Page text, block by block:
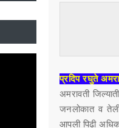
प्रदिप रघुते
अमरावती
जनलोकात व तेली
आपली पिढी अधिक